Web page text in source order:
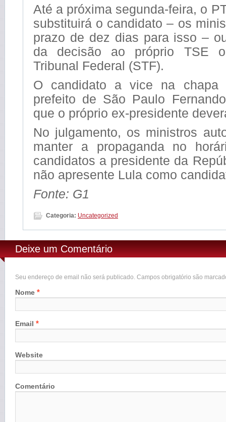
Até a próxima segunda-feira, o
substituirá o candidato – os
prazo de dez dias para isso –
da decisão ao próprio TSE
Tribunal Federal (STF).
O candidato a vice na
prefeito de São Paulo
que o próprio ex-presidente
No julgamento, os ministros
manter a propaganda no
candidatos a presidente da
não apresente Lula como
Fonte: G1
Categoria: Uncategorized
Deixe um Comentário
Seu endereço de email não será publicado. Campos obrigatório são
Nome *
Email *
Website
Comentário